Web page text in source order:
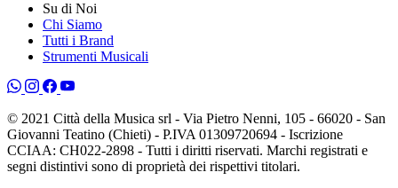
Su di Noi
Chi Siamo
Tutti i Brand
Strumenti Musicali
© 2021 Città della Musica srl - Via Pietro Nenni, 105 - 66020 - San
Giovanni Teatino (Chieti) - P.IVA 01309720694 - Iscrizione
CCIAA: CH022-2898 - Tutti i diritti riservati. Marchi registrati e
segni distintivi sono di proprietà dei rispettivi titolari.